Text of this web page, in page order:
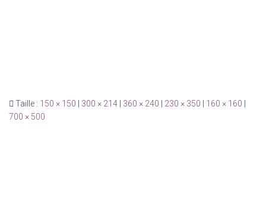
Taille : 150 × 150 300 × 214 360 × 240 230 × 350 160 × 160
700 × 500